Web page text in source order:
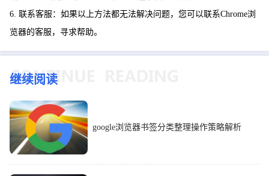
6. 联系客服：如果以上方法都无法解决问题，您可以联系Chrome浏
览器的客服，寻求帮助。
继续阅读
google浏览器书签分类整理操作策略解析